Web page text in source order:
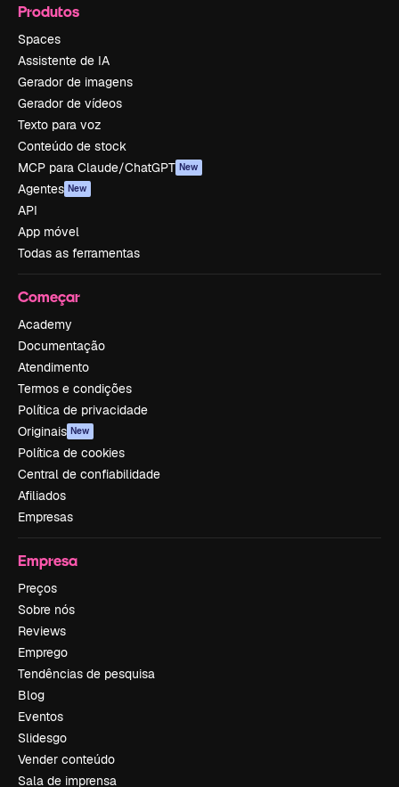
Produtos
Spaces
Assistente de IA
Gerador de imagens
Gerador de vídeos
Texto para voz
Conteúdo de stock
MCP para Claude/ChatGPT New
Agentes New
API
App móvel
Todas as ferramentas
Começar
Academy
Documentação
Atendimento
Termos e condições
Política de privacidade
Originais New
Política de cookies
Central de confiabilidade
Afiliados
Empresas
Empresa
Preços
Sobre nós
Reviews
Emprego
Tendências de pesquisa
Blog
Eventos
Slidesgo
Vender conteúdo
Sala de imprensa